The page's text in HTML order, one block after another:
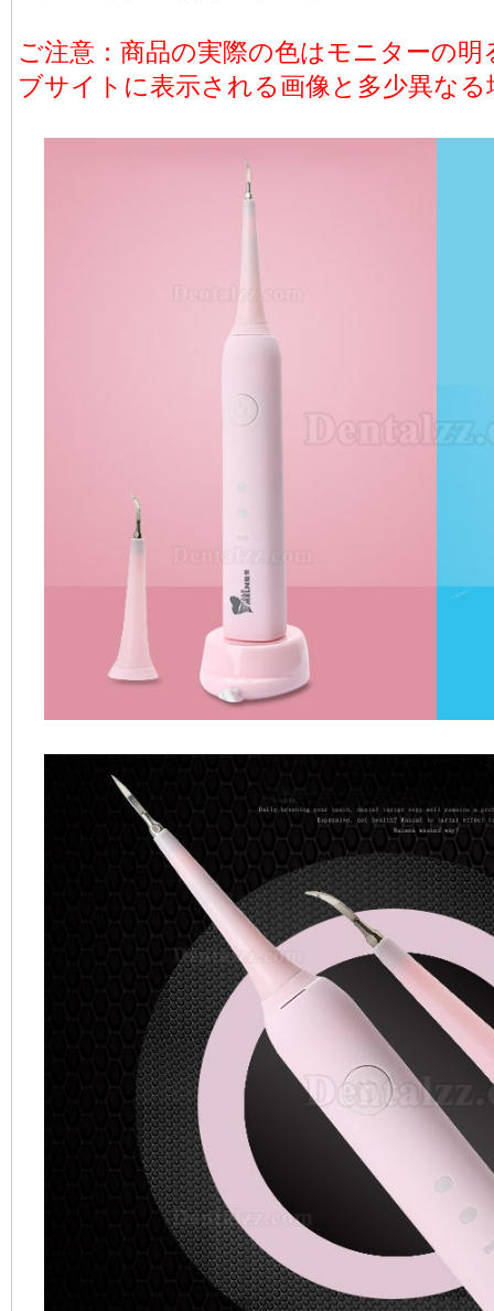
ご注意：商品の実際の色はモニターの
ブサイトに表示される画像と多少異な